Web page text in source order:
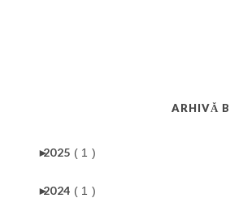
ARHIVĂ
►
2025 ( 1 )
►
2024 ( 1 )